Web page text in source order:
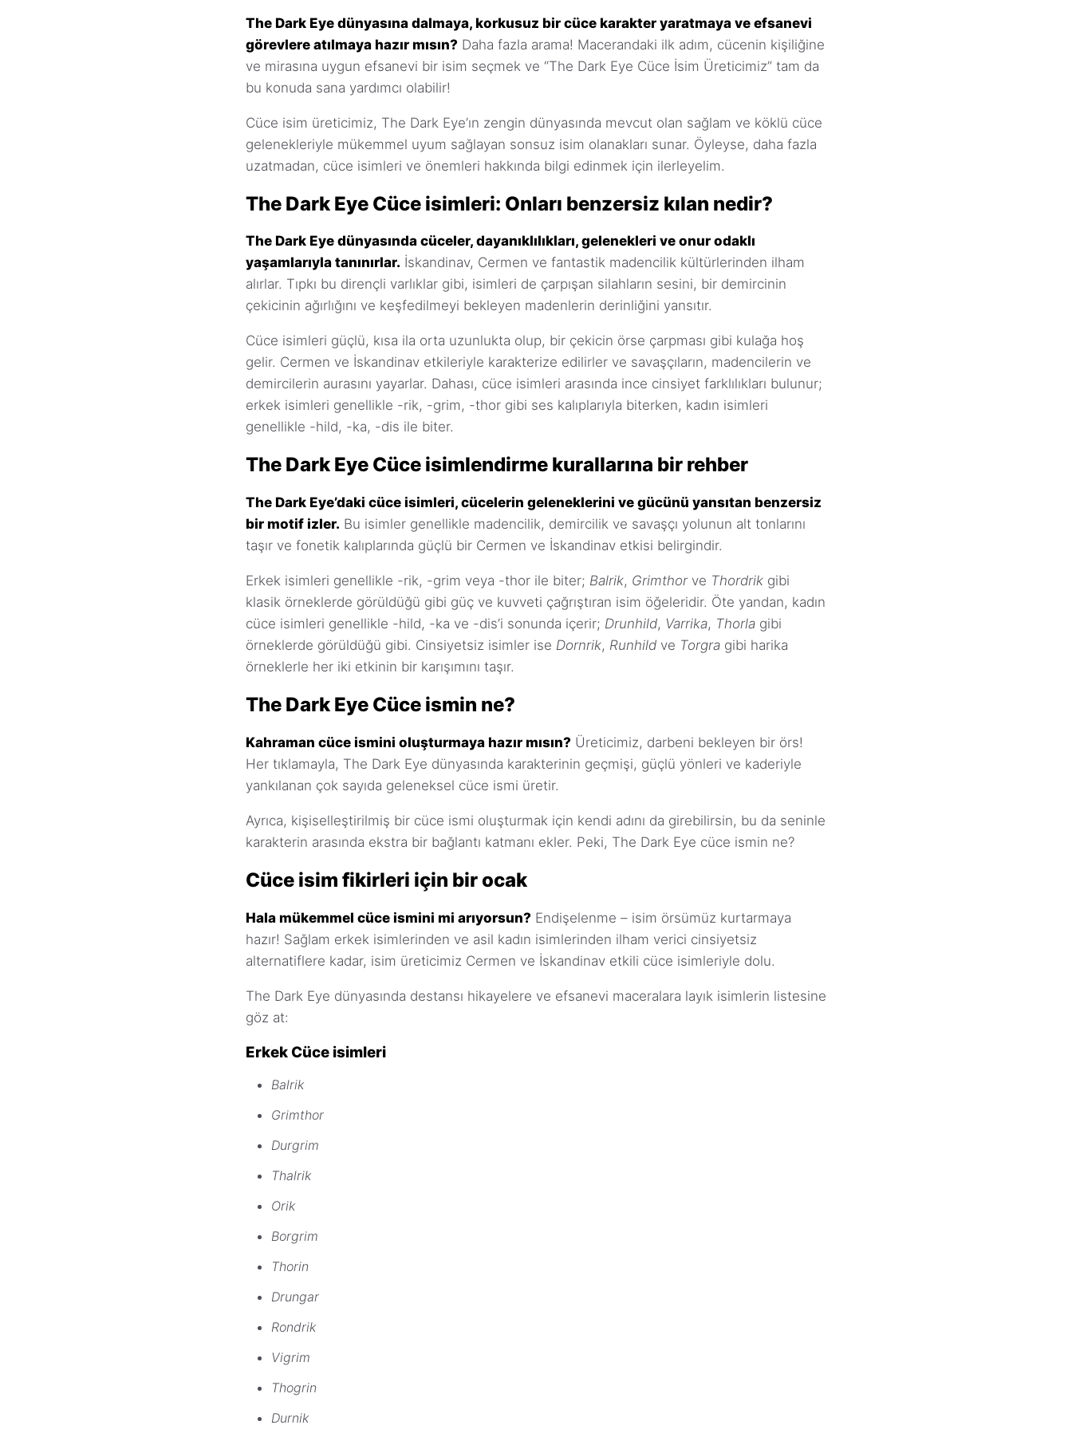
The Dark Eye dünyasına dalmaya, korkusuz bir cüce karakter yaratmaya ve efsanevi
görevlere atılmaya hazır mısın? Daha fazla arama! Macerandaki ilk adım, cücenin kişiliğine
ve mirasına uygun efsanevi bir isim seçmek ve “The Dark Eye Cüce İsim Üreticimiz” tam da
bu konuda sana yardımcı olabilir!
Cüce isim üreticimiz, The Dark Eye’ın zengin dünyasında mevcut olan sağlam ve köklü cüce
gelenekleriyle mükemmel uyum sağlayan sonsuz isim olanakları sunar. Öyleyse, daha fazla
uzatmadan, cüce isimleri ve önemleri hakkında bilgi edinmek için ilerleyelim.
The Dark Eye Cüce isimleri: Onları benzersiz kılan nedir?
The Dark Eye dünyasında cüceler, dayanıklılıkları, gelenekleri ve onur odaklı
yaşamlarıyla tanınırlar. İskandinav, Cermen ve fantastik madencilik kültürlerinden ilham
alırlar. Tıpkı bu dirençli varlıklar gibi, isimleri de çarpışan silahların sesini, bir demircinin
çekicinin ağırlığını ve keşfedilmeyi bekleyen madenlerin derinliğini yansıtır.
Cüce isimleri güçlü, kısa ila orta uzunlukta olup, bir çekicin örse çarpması gibi kulağa hoş
gelir. Cermen ve İskandinav etkileriyle karakterize edilirler ve savaşçıların, madencilerin ve
demircilerin aurasını yayarlar. Dahası, cüce isimleri arasında ince cinsiyet farklılıkları bulunur;
erkek isimleri genellikle -rik, -grim, -thor gibi ses kalıplarıyla biterken, kadın isimleri
genellikle -hild, -ka, -dis ile biter.
The Dark Eye Cüce isimlendirme kurallarına bir rehber
The Dark Eye’daki cüce isimleri, cücelerin geleneklerini ve gücünü yansıtan benzersiz
bir motif izler. Bu isimler genellikle madencilik, demircilik ve savaşçı yolunun alt tonlarını
taşır ve fonetik kalıplarında güçlü bir Cermen ve İskandinav etkisi belirgindir.
Erkek isimleri genellikle -rik, -grim veya -thor ile biter; Balrik, Grimthorve Thordrik gibi
klasik örneklerde görüldüğü gibi güç ve kuvveti çağrıştıran isim öğeleridir. Öte yandan, kadın
cüce isimleri genellikle -hild, -ka ve -dis’i sonunda içerir; Drunhild, Varrika, Thorla gibi
örneklerde görüldüğü gibi. Cinsiyetsiz isimler ise Dornrik, Runhild ve Torgra gibi harika
örneklerle her iki etkinin bir karışımını taşır.
The Dark Eye Cüce ismin ne?
Kahraman cüce ismini oluşturmaya hazır mısın? Üreticimiz, darbeni bekleyen bir örs!
Her tıklamayla, The Dark Eye dünyasında karakterinin geçmişi, güçlü yönleri ve kaderiyle
yankılanan çok sayıda geleneksel cüce ismi üretir.
Ayrıca, kişiselleştirilmiş bir cüce ismi oluşturmak için kendi adını da girebilirsin, bu da seninle
karakterin arasında ekstra bir bağlantı katmanı ekler. Peki, The Dark Eye cüce ismin ne?
Cüce isim fikirleri için bir ocak
Hala mükemmel cüce ismini mi arıyorsun? Endişelenme – isim örsümüz kurtarmaya
hazır! Sağlam erkek isimlerinden ve asil kadın isimlerinden ilham verici cinsiyetsiz
alternatiflere kadar, isim üreticimiz Cermen ve İskandinav etkili cüce isimleriyle dolu.
The Dark Eye dünyasında destansı hikayelere ve efsanevi maceralara layık isimlerin listesine
göz at:
Erkek Cüce isimleri
Balrik
Grimthor
Durgrim
Thalrik
Orik
Borgrim
Thorin
Drungar
Rondrik
Vigrim
Thogrin
Durnik